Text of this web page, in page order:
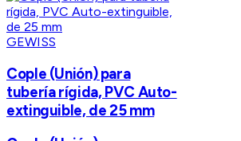
GEWISS
Cople (Unión) para
tubería rígida, PVC Auto-
extinguible, de 25 mm